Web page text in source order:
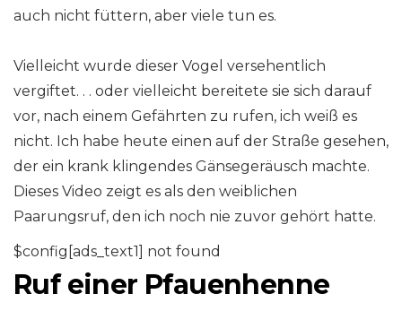
auch nicht füttern, aber viele tun es.
Vielleicht wurde dieser Vogel versehentlich
vergiftet. . . oder vielleicht bereitete sie sich darauf
vor, nach einem Gefährten zu rufen, ich weiß es
nicht. Ich habe heute einen auf der Straße gesehen,
der ein krank klingendes Gänsegeräusch machte.
Dieses Video zeigt es als den weiblichen
Paarungsruf, den ich noch nie zuvor gehört hatte.
$config[ads_text1] not found
Ruf einer Pfauenhenne